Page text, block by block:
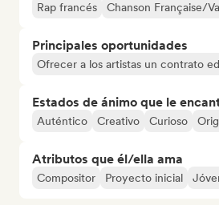
Rap francés
Chanson Française/
Principales oportunidades
Ofrecer a los artistas un contrato
Estados de ánimo que le
Auténtico Creativo Curioso
Atributos que él/ella ama
Compositor Proyecto inicial